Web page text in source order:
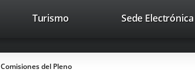
Trabaja con nosotros
TurismoEste
abrirá
en
Sede Electrónica
Comisiones del Pleno